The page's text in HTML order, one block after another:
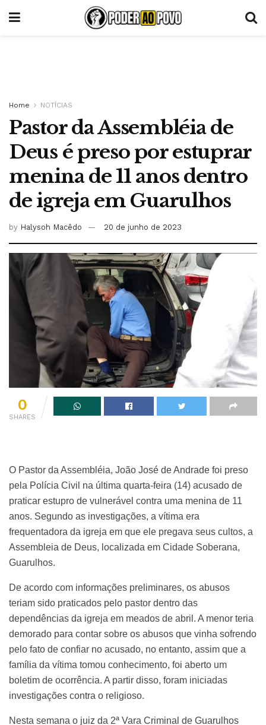
Home NOTÍCIAS
Pastor da Assembléia de
Deus é preso por estuprar
menina de 11 anos dentro
de igreja em Guarulhos
by Halysoh Macêdo 20 de junho de 2023
0
SHARES
O Pastor da Assembléia, João José de Andrade foi preso
pela Polícia Civil na última quarta-feira (14) acusado de
praticar estupro de vulnerável contra uma menina de 11
anos. Segundo as investigações, a vítima era
frequentadora da igreja em que ele pregava seus cultos, a
Assembleia de Deus, localizada em Cidade Soberana,
Guarulhos.
De acordo com informações preliminares, os abusos
teriam sido praticados pelo pastor dentro das
dependências da igreja em meados de abril. A menor teria
demorado para contar sobre os abusos que vinha sofrendo
pelo fato de confiar no acusado, no entanto, assim que a
família da vítima tomou conhecimento, foi aberto um
boletim de ocorrência. A partir disso, foram iniciadas
investigações contra o religioso.
Nesta semana o juiz da 2ª Vara Criminal de Guarulhos